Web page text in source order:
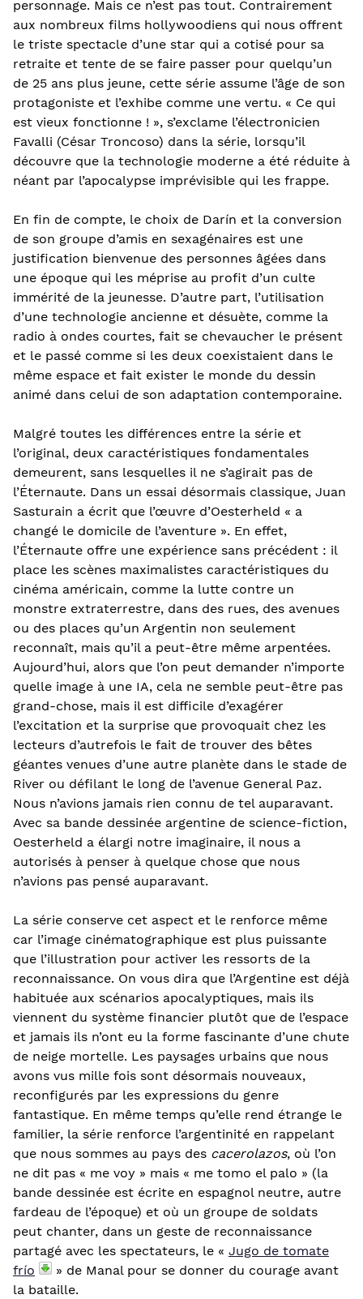
personnage. Mais ce n’est pas tout. Contrairement
aux nombreux films hollywoodiens qui nous offrent
le triste spectacle d’une star qui a cotisé pour sa
retraite et tente de se faire passer pour quelqu’un
de 25 ans plus jeune, cette série assume l’âge de son
protagoniste et l’exhibe comme une vertu. « Ce qui
est vieux fonctionne ! », s’exclame l’électronicien
Favalli (César Troncoso) dans la série, lorsqu’il
découvre que la technologie moderne a été réduite à
néant par l’apocalypse imprévisible qui les frappe.
En fin de compte, le choix de Darín et la conversion
de son groupe d’amis en sexagénaires est une
justification bienvenue des personnes âgées dans
une époque qui les méprise au profit d’un culte
immérité de la jeunesse. D’autre part, l’utilisation
d’une technologie ancienne et désuète, comme la
radio à ondes courtes, fait se chevaucher le présent
et le passé comme si les deux coexistaient dans le
même espace et fait exister le monde du dessin
animé dans celui de son adaptation contemporaine.
Malgré toutes les différences entre la série et
l’original, deux caractéristiques fondamentales
demeurent, sans lesquelles il ne s’agirait pas de
l’Éternaute. Dans un essai désormais classique, Juan
Sasturain a écrit que l’œuvre d’Oesterheld « a
changé le domicile de l’aventure ». En effet,
l’Éternaute offre une expérience sans précédent : il
place les scènes maximalistes caractéristiques du
cinéma américain, comme la lutte contre un
monstre extraterrestre, dans des rues, des avenues
ou des places qu’un Argentin non seulement
reconnaît, mais qu’il a peut-être même arpentées.
Aujourd’hui, alors que l’on peut demander n’importe
quelle image à une IA, cela ne semble peut-être pas
grand-chose, mais il est difficile d’exagérer
l’excitation et la surprise que provoquait chez les
lecteurs d’autrefois le fait de trouver des bêtes
géantes venues d’une autre planète dans le stade de
River ou défilant le long de l’avenue General Paz.
Nous n’avions jamais rien connu de tel auparavant.
Avec sa bande dessinée argentine de science-fiction,
Oesterheld a élargi notre imaginaire, il nous a
autorisés à penser à quelque chose que nous
n’avions pas pensé auparavant.
La série conserve cet aspect et le renforce même
car l’image cinématographique est plus puissante
que l’illustration pour activer les ressorts de la
reconnaissance. On vous dira que l’Argentine est déjà
habituée aux scénarios apocalyptiques, mais ils
viennent du système financier plutôt que de l’espace
et jamais ils n’ont eu la forme fascinante d’une chute
de neige mortelle. Les paysages urbains que nous
avons vus mille fois sont désormais nouveaux,
reconfigurés par les expressions du genre
fantastique. En même temps qu’elle rend étrange le
familier, la série renforce l’argentinité en rappelant
que nous sommes au pays des cacerolazos, où l’on
ne dit pas « me voy » mais « me tomo el palo » (la
bande dessinée est écrite en espagnol neutre, autre
fardeau de l’époque) et où un groupe de soldats
peut chanter, dans un geste de reconnaissance
partagé avec les spectateurs, le « Jugo de tomate
frío
» de Manal pour se donner du courage avant
la bataille.